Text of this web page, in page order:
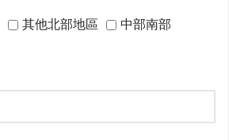
其他北部地區 中部南部